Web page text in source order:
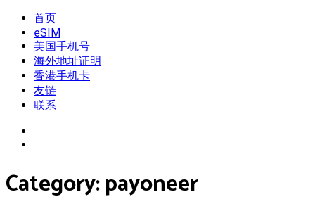
Skip
content
我是王掌柜
新闻酸菜馆|极客电台|自媒体联盟
首页
eSIM
美国手机号
海外地址证明
香港手机卡
友链
联系
Category:payoneer